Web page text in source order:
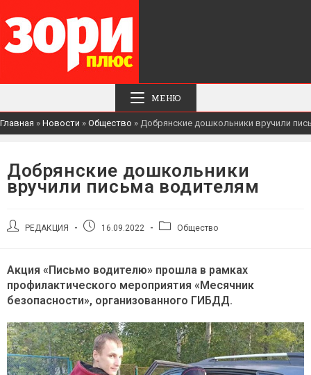
МЕНЮ
Главная » Новости » Общество » Добрянские дошкольники вручили
Добрянские дошкольники
вручили письма водителям
АвторРЕДАКЦИЯ
Запись16.09.2022
РубрикаОбщество
Акция «Письмо водителю» прошла в рамках
профилактического мероприятия «Месячник
безопасности», организованного ГИБДД.